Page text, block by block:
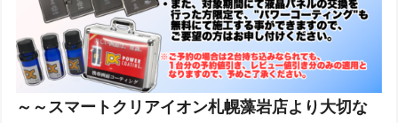
～～スマートクリアイオン札幌藻岩店より大切な